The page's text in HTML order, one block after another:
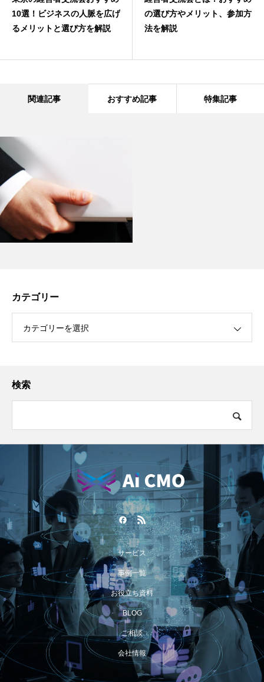
10選！ビジネスの人脈を広げ
るメリットと選び方を解説
の選び方やメリット、参加方
法を解説
関連記事 おすすめ記事 特集記事
カテゴリー
カテゴリーを選択
検索
サービス
事例一覧
お役立ち資料
BLOG
ご相談
会社情報